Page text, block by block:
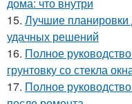
дома: что внутри
15. Лучшие
удачных решений
16. Полное
грунтовку со стекла
17. Полное